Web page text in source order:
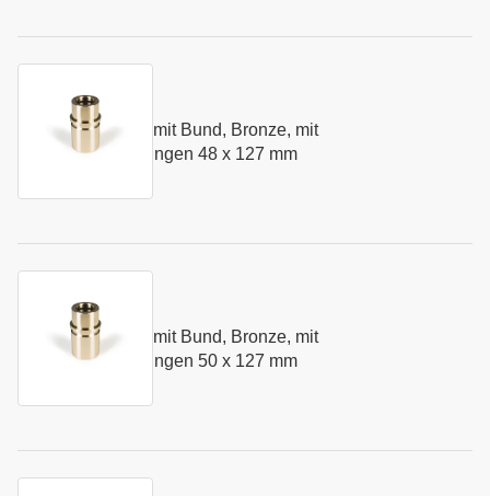
Führungsbuchse mit Bund, Bronze, mit
Festschmierstoffringen 48 x 127 mm
Kurzname:
N281.48
155417
Führungsbuchse mit Bund, Bronze, mit
Festschmierstoffringen 50 x 127 mm
Kurzname:
N281.50
147481